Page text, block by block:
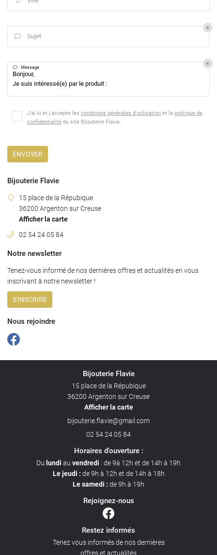
Accueil
- Joaillerie
produits
Marques
Avis
Actualités
Contact
Une
Rejoignez-
 Sujet
 Message
J'ai lu et j'accepte les conditions générales d'utilisation et la politique de
confidentialité du site Bijouterie Flavie.
ENVOYER
Bijouterie Flavie
15 place de la Répubique
36200 Argenton sur Creuse
Afficher la carte
02 54 24 05 84
Notre newsletter
Tenez-vous informé de nos dernières offres et actualités en vous
inscrivant à notre newsletter !
S'INSCRIRE
Nous rejoindre
Bijouterie Flavie
15 place de la Répubique
36200 Argenton sur Creuse
Afficher la carte
02 54 24 05 84
Horaires d'ouverture :
Du lundi au vendredi : de 9à 12h et de 14h à 19h
Le jeudi : de 9h à 12h et de 14h à 18h
Le samedi : de 9h à 19h
Rejoignez-nous
Restez informés
Tenez vous informés de nos dernières
offres et actualités